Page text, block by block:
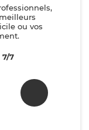
ou vos
7